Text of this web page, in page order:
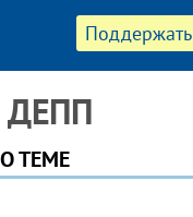
Поддержать
ТЕМЕ